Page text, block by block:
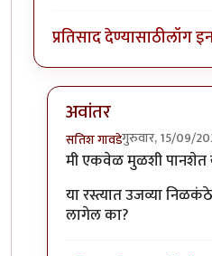
प्रतिसाद देण्यासाठीलॉग
अवांतर
सतिश गावडेगुरुवार, 15/09/
In reply toलेख
मी एकवेळ मुळशी पानशेत
या रस्त्यात उजव्या
लागेल का?